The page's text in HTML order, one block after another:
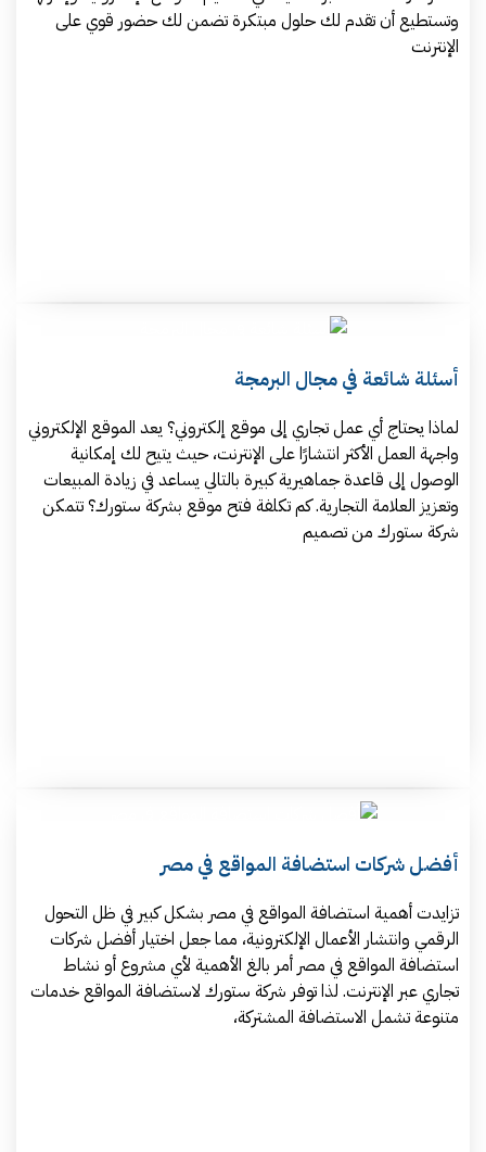
وتستطيع أن تقدم لك حلول مبتكرة تضمن لك حضور قوي على
الإنترنت
أسئلة شائعة في مجال البرمجة
لماذا يحتاج أي عمل تجاري إلى موقع إلكتروني؟ يعد الموقع الإلكتروني
واجهة العمل الأكثر انتشارًا على الإنترنت، حيث يتيح لك إمكانية
الوصول إلى قاعدة جماهيرية كبيرة بالتالي يساعد في زيادة المبيعات
وتعزيز العلامة التجارية. كم تكلفة فتح موقع بشركة ستورك؟ تتمكن
شركة ستورك من تصميم
أفضل شركات استضافة المواقع في مصر
تزايدت أهمية استضافة المواقع في مصر بشكل كبير في ظل التحول
الرقمي وانتشار الأعمال الإلكترونية، مما جعل اختيار أفضل شركات
استضافة المواقع في مصر أمر بالغ الأهمية لأي مشروع أو نشاط
تجاري عبر الإنترنت. لذا توفر شركة ستورك لاستضافة المواقع خدمات
متنوعة تشمل الاستضافة المشتركة،